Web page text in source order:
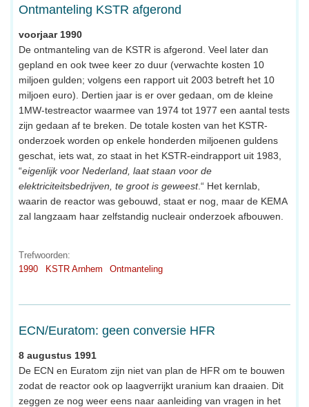
Ontmanteling KSTR afgerond
voorjaar 1990
De ontmanteling van de KSTR is afgerond. Veel later dan
gepland en ook twee keer zo duur (verwachte kosten 10
miljoen gulden; volgens een rapport uit 2003 betreft het 10
miljoen euro). Dertien jaar is er over gedaan, om de kleine
1MW-testreactor waarmee van 1974 tot 1977 een aantal tests
zijn gedaan af te breken. De totale kosten van het KSTR-
onderzoek worden op enkele honderden miljoenen guldens
geschat, iets wat, zo staat in het KSTR-eindrapport uit 1983,
“eigenlijk voor Nederland, laat staan voor de
elektriciteitsbedrijven, te groot is geweest.“ Het kernlab,
waarin de reactor was gebouwd, staat er nog, maar de KEMA
zal langzaam haar zelfstandig nucleair onderzoek afbouwen.
Trefwoorden:
1990
KSTR Arnhem Ontmanteling
ECN/Euratom: geen conversie HFR
8 augustus 1991
De ECN en Euratom zijn niet van plan de HFR om te bouwen
zodat de reactor ook op laagverrijkt uranium kan draaien. Dit
zeggen ze nog weer eens naar aanleiding van vragen in het